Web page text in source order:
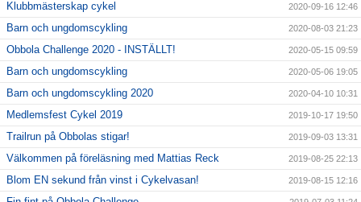
Klubbmästerskap cykel 2020-09-16 12:46
Barn och ungdomscykling 2020-08-03 21:23
Obbola Challenge 2020 - INSTÄLLT! 2020-05-15 09:59
Barn och ungdomscykling 2020-05-06 19:05
Barn och ungdomscykling 2020 2020-04-10 10:31
Medlemsfest Cykel 2019 2019-10-17 19:50
Trailrun på Obbolas stigar! 2019-09-03 13:31
Välkommen på föreläsning med Mattias Reck 2019-08-25 22:13
Blom EN sekund från vinst i Cykelvasan! 2019-08-15 12:16